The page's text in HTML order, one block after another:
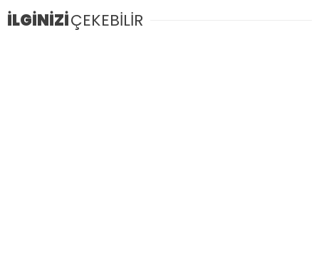
İLGİNİZİÇEKEBİLİR